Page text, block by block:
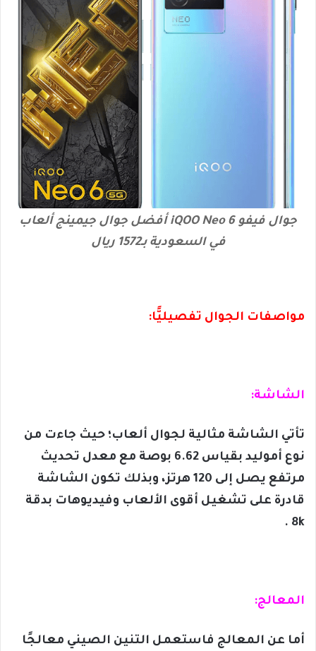
جوال فيفو iQOO Neo 6 أفضل جوال جيمينج ألعاب
في السعودية بـ1572 ريال
مواصفات الجوال تفصيليًّا:
الشاشة:
تأتي الشاشة مثالية لجوال ألعاب؛ حيث جاءت من
نوع أموليد بقياس 6.62 بوصة مع معدل تحديث
مرتفع يصل إلى 120 هرتز، وبذلك تكون الشاشة
قادرة على تشغيل أقوى الألعاب وفيديوهات بدقة
8k .
المعالج:
أما عن المعالج فاستعمل التنين الصيني معالجًا